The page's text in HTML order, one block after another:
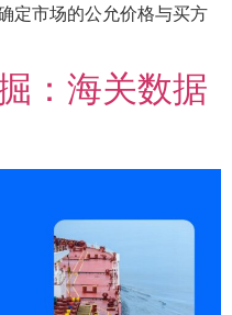
定市场的公允价格与买方
：海关数据